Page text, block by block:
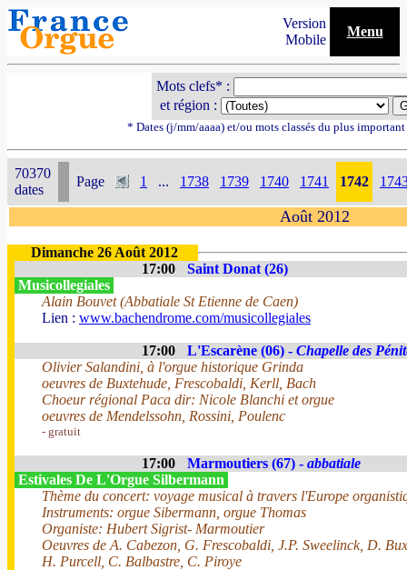
Version
Mobile
Menu
Mots clefs* :
et région :
* Dates (j/mm/aaaa) et/ou mots classés du plus
70370
dates
Page 1 ... 1738 1739 1740 1741 1742
Août 2012
Dimanche 26 Août 2012
17:00
Saint Donat (26)
Musicollegiales
Alain Bouvet (Abbatiale St Etienne de Caen)
Lien : www.bachendrome.com/musicollegiales
17:00 L'Escarène (06) - Chapelle des
Olivier Salandini, à l'orgue historique Grinda
oeuvres de Buxtehude, Frescobaldi, Kerll, Bach
Choeur régional Paca dir: Nicole Blanchi et orgue
oeuvres de Mendelssohn, Rossini, Poulenc
- gratuit
17:00 Marmoutiers (67) - abbatiale
Estivales De L'Orgue Silbermann
Thème du concert: voyage musical à travers l'Europe
Instruments: orgue Sibermann, orgue Thomas
Organiste: Hubert Sigrist- Marmoutier
Oeuvres de A. Cabezon, G. Frescobaldi, J.P. Sweelinck, D.
H. Purcell, C. Balbastre, C. Piroye